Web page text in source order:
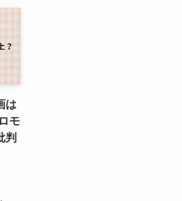
は
モ
判